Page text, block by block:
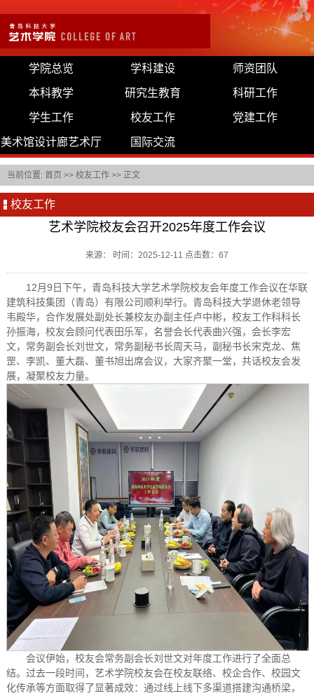
学院总览 学科建设 师资团队
本科教学 研究生教育 科研工作
学生工作 校友工作 党建工作
美术馆设计廊艺术厅 国际交流
当前位置: 首页 >> 校友工作 >> 正文
校友工作
艺术学院校友会召开2025年度工作会议
来源： 时间：2025-12-11 点击数： 67
12月9日下午，青岛科技大学艺术学院校友会年度工作会议在华联
建筑科技集团（青岛）有限公司顺利举行。青岛科技大学退休老领导
韦殿华，合作发展处副处长兼校友办副主任卢中彬，校友工作科科长
孙振海，校友会顾问代表田乐军，名誉会长代表曲兴强，会长李宏
文，常务副会长刘世文，常务副秘书长周天马，副秘书长宋克龙、焦
罡、李凯、董大磊、董书旭出席会议，大家齐聚一堂，共话校友会发
展，凝聚校友力量。
会议伊始，校友会常务副会长刘世文对年度工作进行了全面总
结。过去一段时间，艺术学院校友会在校友联络、校企合作、校园文
化传承等方面取得了显著成效：通过线上线下多渠道搭建沟通桥梁，